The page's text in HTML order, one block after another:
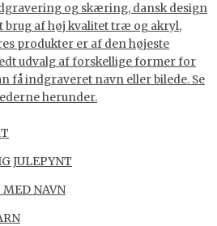
og skæring, dansk design
brug af høj kvalitet træ og akryl,
produkter er af den højeste
udvalg af forskellige former for
få indgraveret navn eller bilede. Se
herunder.
JULEPYNT
MED NAVN